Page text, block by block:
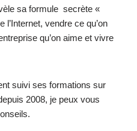
sa formule secrète «
l’Internet, vendre ce qu’on
qu’on aime et vivre
suivi ses formations sur
2008, je peux vous